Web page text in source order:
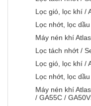
Lọc gió, lọc khí /
Lọc nhớt, lọc
Máy nén khí
Lọc tách nhớt /
Lọc gió, lọc khí /
Lọc nhớt, lọc
Máy nén khí
/ GA55C /